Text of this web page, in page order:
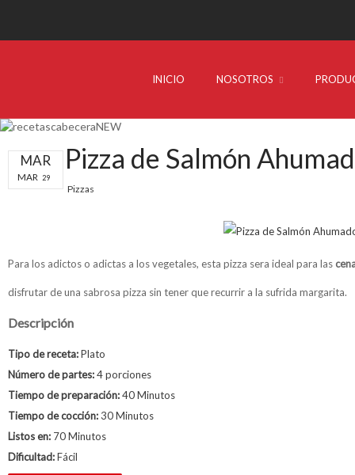
INICIO NOSOTROS
MAR
MAR 29
Pizza de Salmón
Pizzas
Para los adictos o adictas a los vegetales, esta pizza sera ideal para las
disfrutar de una sabrosa pizza sin tener que recurrir a la sufrida margarita.
Descripción
Tipo de receta:Plato
Número de partes:4 porciones
Tiempo de preparación:40 Minutos
Tiempo de cocción:30 Minutos
Listos en: 70 Minutos
Dificultad:Fácil